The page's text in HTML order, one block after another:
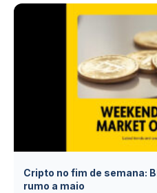
Cripto no fim de semana:
rumo a maio